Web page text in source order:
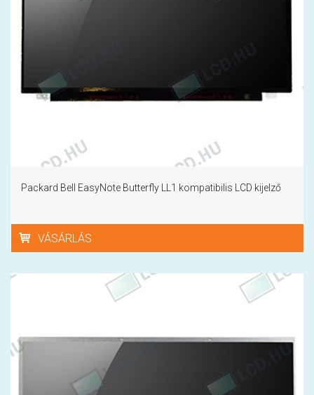
Packard Bell EasyNote Butterfly LL1 kompatibilis LCD kijelző
VÁSÁRLÁS